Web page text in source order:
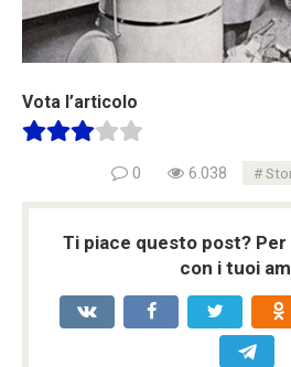
Vota l’articolo
0 6.038
Ti piace questo post?
con i tuoi